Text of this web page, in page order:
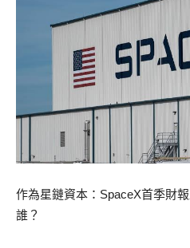
作為星鏈資本：SpaceX首季財
誰？